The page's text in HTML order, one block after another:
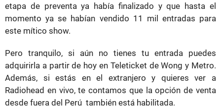
etapa de preventa ya había finalizado y que hasta el
momento ya se habían vendido 11 mil entradas para
este mítico show.
Pero tranquilo, si aún no tienes tu entrada puedes
adquirirla a partir de hoy en Teleticket de Wong y Metro.
Además, si estás en el extranjero y quieres ver a
Radiohead en vivo, te contamos que la opción de venta
desde fuera del Perú también está habilitada.